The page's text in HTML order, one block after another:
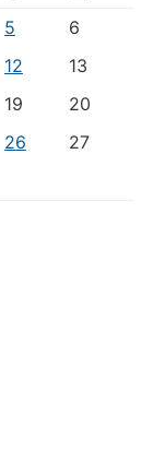
5
6
12
13
19
20
26
27